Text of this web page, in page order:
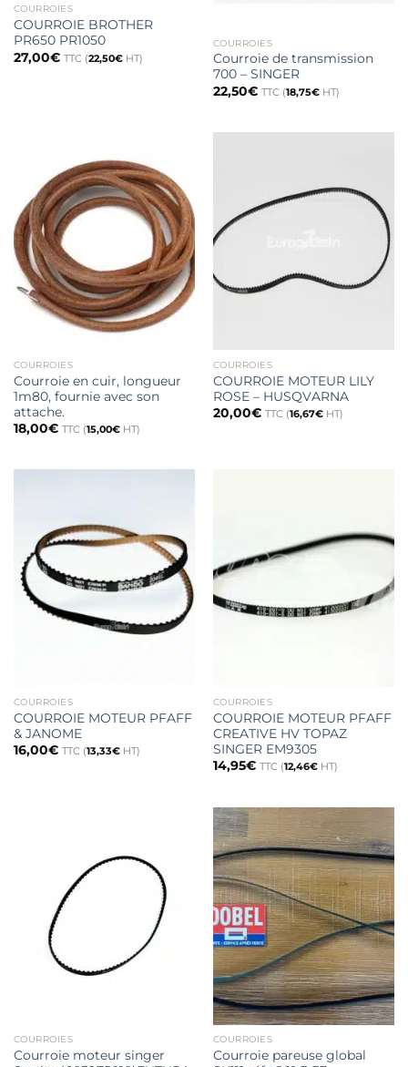
COURROIES
COURROIE BROTHER
PR650 PR1050
27,00€ TTC (22,50€HT)
COURROIES
Courroie de transmission
700 – SINGER
22,50€ TTC (18,75€HT)
COURROIES
Courroie en cuir, longueur
1m80, fournie avec son
attache.
18,00€ TTC (15,00€HT)
COURROIES
COURROIE MOTEUR LILY
ROSE – HUSQVARNA
20,00€ TTC (16,67€HT)
COURROIES
COURROIE MOTEUR PFAFF
& JANOME
16,00€ TTC (13,33€HT)
COURROIES
COURROIE MOTEUR PFAFF
CREATIVE HV TOPAZ
SINGER EM9305
14,95€ TTC (12,46€HT)
COURROIES
Courroie moteur singer
COURROIES
Courroie pareuse global